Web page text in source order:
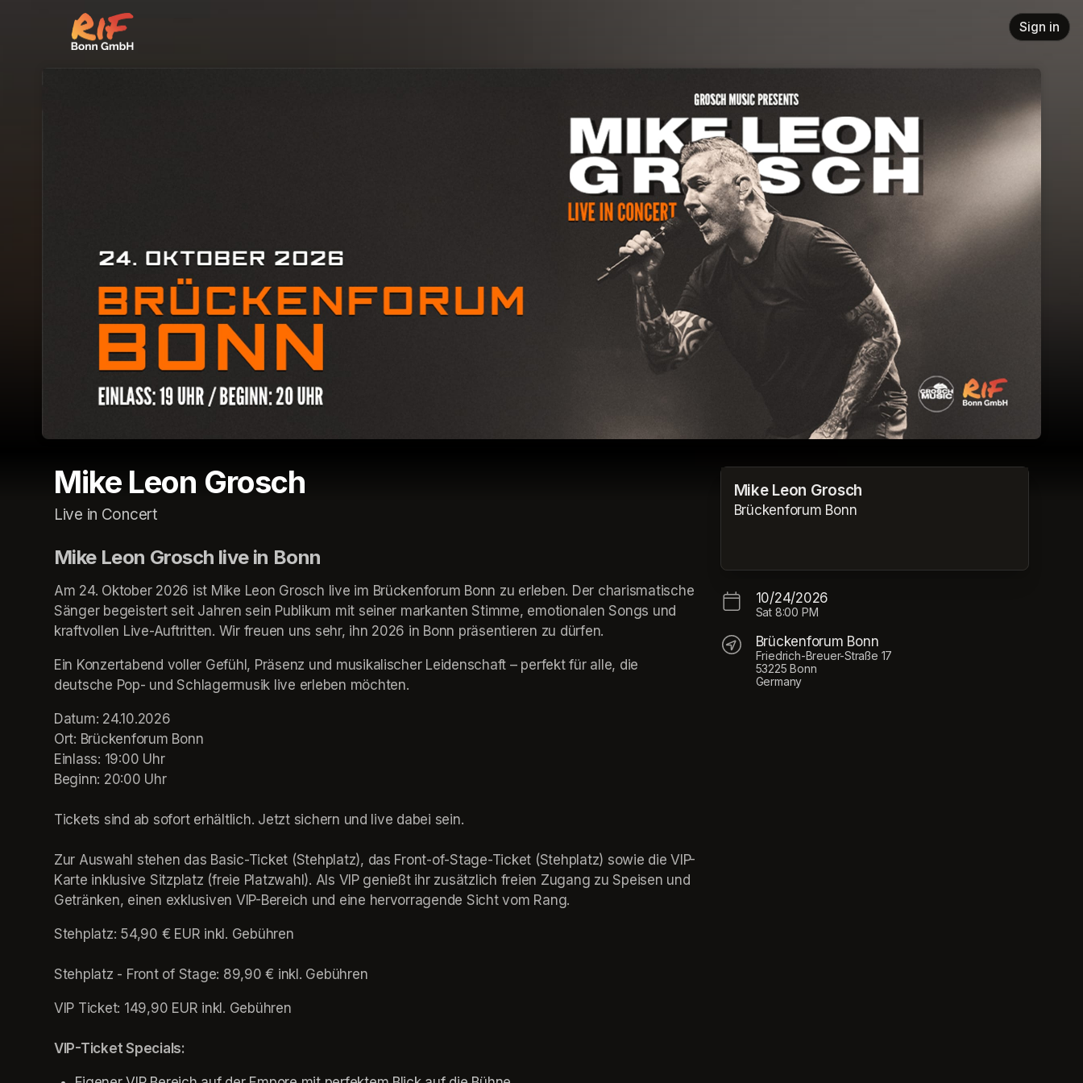
Sign in
Mike Leon Grosch
Live in Concert
Mike Leon Grosch live in Bonn
Am 24. Oktober 2026 ist Mike Leon Grosch live im Brückenforum Bonn zu erleben. Der charismatische
Sänger begeistert seit Jahren sein Publikum mit seiner markanten Stimme, emotionalen Songs und
kraftvollen Live-Auftritten. Wir freuen uns sehr, ihn 2026 in Bonn präsentieren zu dürfen.
Ein Konzertabend voller Gefühl, Präsenz und musikalischer Leidenschaft – perfekt für alle, die
deutsche Pop- und Schlagermusik live erleben möchten.
Datum: 24.10.2026
Ort: Brückenforum Bonn
Einlass: 19:00 Uhr
Beginn: 20:00 Uhr
Tickets sind ab sofort erhältlich. Jetzt sichern und live dabei sein.
Zur Auswahl stehen das Basic-Ticket (Stehplatz), das Front-of-Stage-Ticket (Stehplatz) sowie die VIP-
Karte inklusive Sitzplatz (freie Platzwahl). Als VIP genießt ihr zusätzlich freien Zugang zu Speisen und
Getränken, einen exklusiven VIP-Bereich und eine hervorragende Sicht vom Rang.
Stehplatz: 54,90 € EUR inkl. Gebühren
Stehplatz - Front of Stage: 89,90 € inkl. Gebühren
VIP Ticket: 149,90 EUR inkl. Gebühren
VIP-Ticket Specials:
Mike Leon Grosch
Brückenforum Bonn
10/24/2026
Sat 8:00 PM
Brückenforum Bonn
Friedrich-Breuer-Straße 17
53225 Bonn
Germany